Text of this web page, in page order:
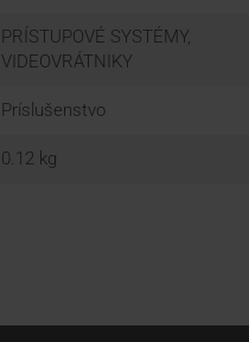
PRÍSTUPOVÉ SYSTÉMY,
VIDEOVRÁTNIKY
Príslušenstvo
0.12 kg